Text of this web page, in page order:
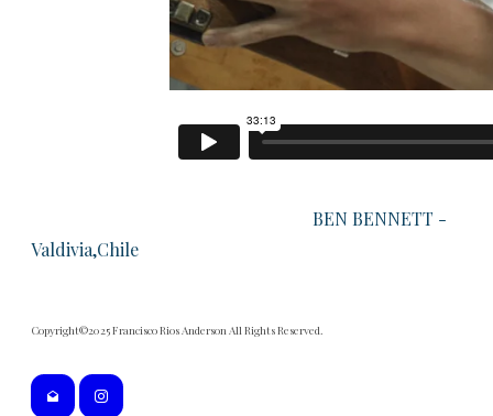
​ BEN BENNETT -
Valdivia,Chile
Copyright©2025 Francisco Rios Anderson All Rights Reserved.